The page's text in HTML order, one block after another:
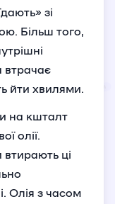
зі
Більш того,
втрачає
йти хвилями.
на кшталт
олії.
ці
Олія з часом